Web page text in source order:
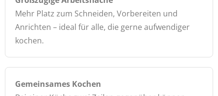
Mehr Platz zum Schneiden, Vorbereiten und
Anrichten – ideal für alle, die gerne aufwendiger
kochen.
Gemeinsames Kochen